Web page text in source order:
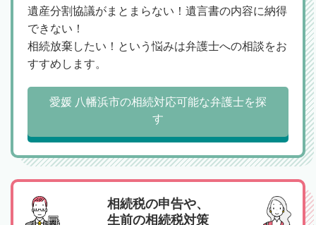
遺産分割協議がまとまらない！遺言書の内容に納得
できない！
相続放棄したい！という悩みは弁護士への相談をお
すすめします。
愛媛 八幡浜市の相続対応可能な弁護士を探
す
相続税の申告や、
生前の相続税対策